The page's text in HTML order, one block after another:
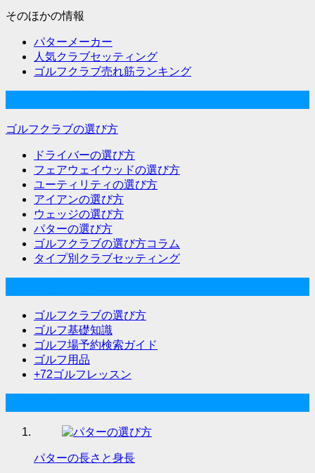
そのほかの情報
パターメーカー
人気クラブセッティング
ゴルフクラブ売れ筋ランキング
ゴルフクラブの選び方
ドライバーの選び方
フェアウェイウッドの選び方
ユーティリティの選び方
アイアンの選び方
ウェッジの選び方
パターの選び方
ゴルフクラブの選び方コラム
タイプ別クラブセッティング
ゴルフクラブの選び方
ゴルフ基礎知識
ゴルフ場予約検索ガイド
ゴルフ用品
+72ゴルフレッスン
パターの長さと身長